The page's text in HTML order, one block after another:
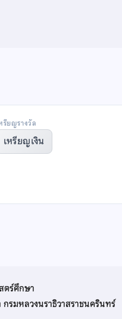
รียญรางวัล
เหรียญเงิน
ตร์ศึกษา
รมหลวงนราธิวาสราชนครินทร์